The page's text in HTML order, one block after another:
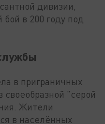
дивизии,
в 200 году под
в приграничных
своеобразной "серой
Жители
в населённых